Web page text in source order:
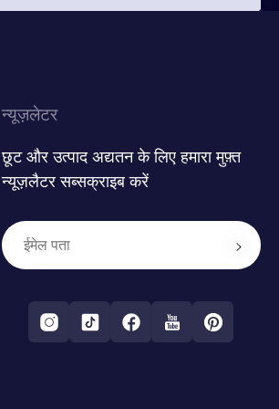
न्यूज़लेटर
छूट और उत्पाद अद्यतन के लिए हमारा मुफ़्त
न्यूज़लैटर सब्सक्राइब करें